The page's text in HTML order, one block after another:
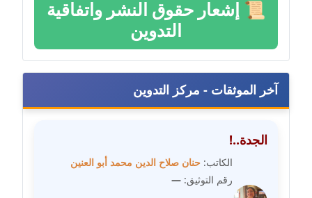
مدونة خليل السيد
مدونة خولة سعيدان
عاملة
مدونة داليا السعيد
مدونة داليا فاروق
📜 إشعار حقوق النشر واتفاقية
التدوين
آخر الموثقات - مركز التدوين
الجدة..!
الكاتب: حنان صلاح الدين محمد أبو العنين
رقم التوثيق: —